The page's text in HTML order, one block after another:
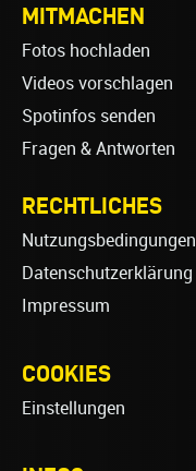
MITMACHEN
Fotos hochladen
Videos vorschlagen
Spotinfos senden
Fragen & Antworten
RECHTLICHES
Nutzungsbedingungen
Datenschutzerklärung
Impressum
COOKIES
Einstellungen